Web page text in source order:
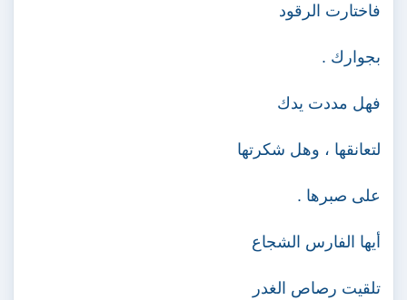
فاختارت الرقود
بجوارك .
فهل مددت يدك
لتعانقها ، وهل شكرتها
على صبرها .
أيها الفارس الشجاع
تلقيت رصاص الغدر